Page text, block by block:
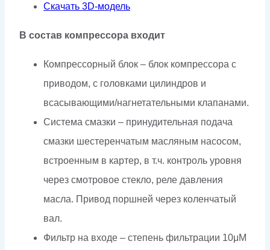
Скачать 3D-модель
В состав компрессора входит
Компрессорный блок – блок компрессора с
приводом, с головками цилиндров и
всасывающими/нагнетательными клапанами.
Система смазки – принудительная подача
смазки шестеренчатым масляным насосом,
встроенным в картер, в т.ч. контроль уровня
через смотровое стекло, реле давления
масла. Привод поршней через коленчатый
вал.
Фильтр на входе – степень фильтрации 10μM